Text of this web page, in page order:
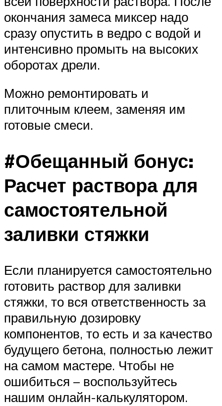
окончания замеса миксер надо
сразу опустить в ведро с водой и
интенсивно промыть на высоких
оборотах дрели.
Можно ремонтировать и
плиточным клеем, заменяя им
готовые смеси.
#Обещанный бонус:
Расчет раствора для
самостоятельной
заливки стяжки
Если планируется самостоятельно
готовить раствор для заливки
стяжки, то вся ответственность за
правильную дозировку
компонентов, то есть и за качество
будущего бетона, полностью лежит
на самом мастере. Чтобы не
ошибиться – воспользуйтесь
нашим онлайн-калькулятором.